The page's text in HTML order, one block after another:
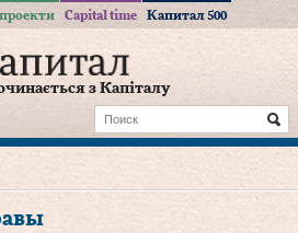
Capital time Капитал 500
з Капіталу